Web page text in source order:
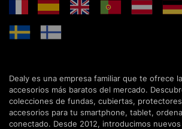
Dealy es una empresa familiar que te ofrece
accesorios más baratos del mercado.
colecciones de fundas, cubiertas,
accesorios para tu smartphone, tablet,
conectado. Desde 2012, introducimos